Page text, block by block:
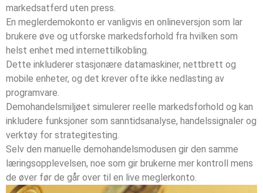
markedsatferd uten press.
En meglerdemokonto er vanligvis en onlineversjon som lar
brukere øve og utforske markedsforhold fra hvilken som
helst enhet med internettilkobling.
Dette inkluderer stasjonære datamaskiner, nettbrett og
mobile enheter, og det krever ofte ikke nedlasting av
programvare.
Demohandelsmiljøet simulerer reelle markedsforhold og kan
inkludere funksjoner som sanntidsanalyse, handelssignaler og
verktøy for strategitesting.
Selv den manuelle demohandelsmodusen gir den samme
læringsopplevelsen, noe som gir brukerne mer kontroll mens
de øver før de går over til en live meglerkonto.